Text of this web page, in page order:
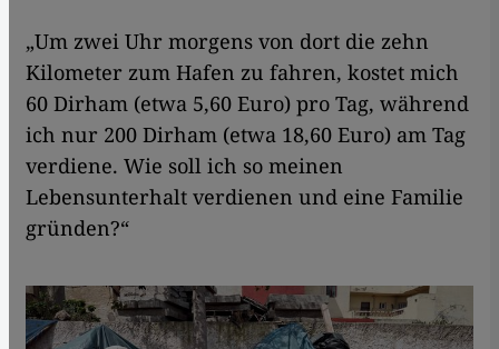
„Um zwei Uhr morgens von dort die zehn
Kilometer zum Hafen zu fahren, kostet mich
60 Dirham (etwa 5,60 Euro) pro Tag, während
ich nur 200 Dirham (etwa 18,60 Euro) am Tag
verdiene. Wie soll ich so meinen
Lebensunterhalt verdienen und eine Familie
gründen?“